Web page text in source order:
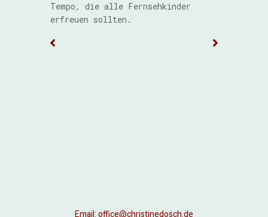
Tempo, die alle Fernsehkinder
erfreuen sollten.
Email:office@christinedosch.de